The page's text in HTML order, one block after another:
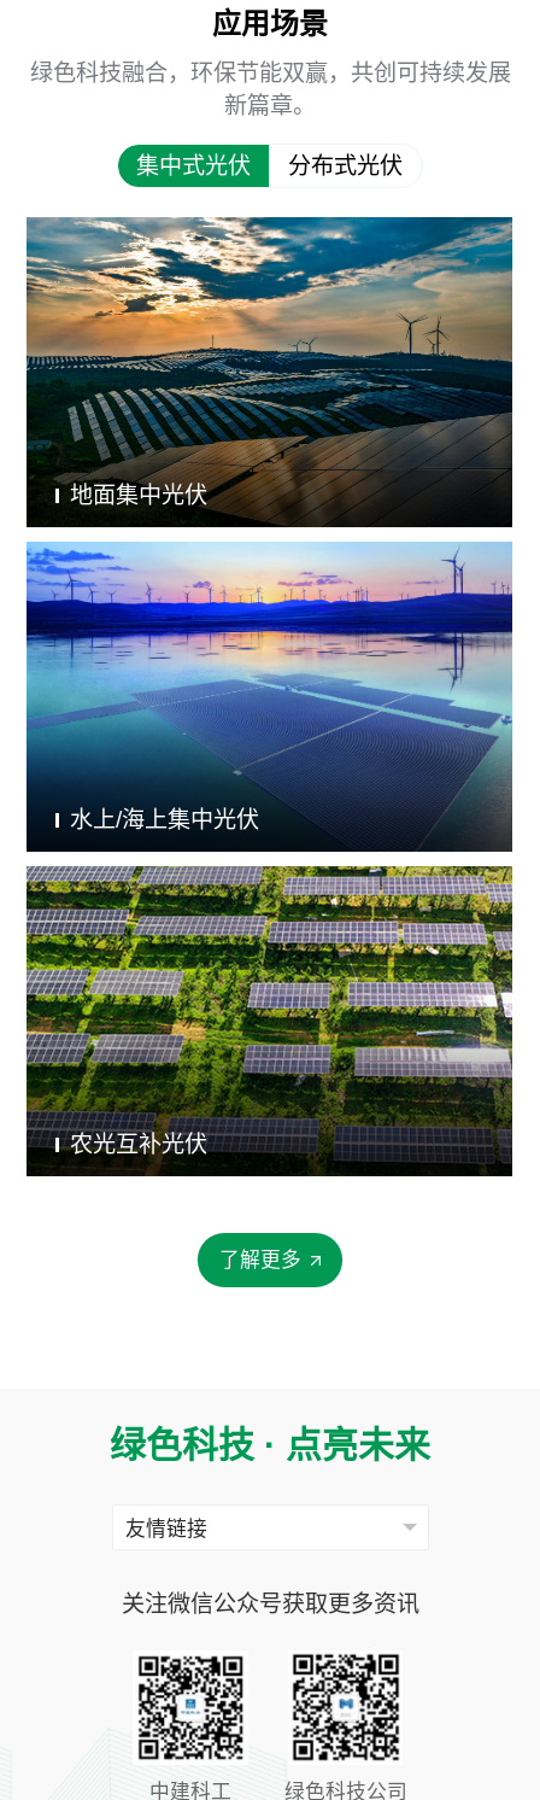
应用场景
绿色科技融合，环保节能双赢，共创可持续发展
新篇章。
集中式光伏 分布式光伏
地面集中光伏
水上/海上集中光伏
农光互补光伏
了解更多
绿色科技 · 点亮未来
关注微信公众号获取更多资讯
中建科工 绿色科技公司